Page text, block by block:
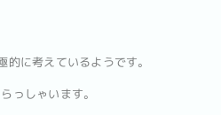
に考えているようです。
っしゃいます。